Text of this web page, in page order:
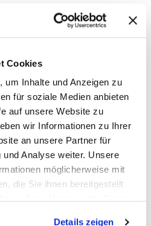
Cookies
um Inhalte und Anzeigen zu
für soziale Medien anbieten
auf unsere Website zu
wir Informationen zu Ihrer
an unsere Partner für
Analyse weiter. Unsere
möglicherweise mit
die Sie ihnen bereitgestellt
Details zeigen
Verantwortung
angemessen lösen
online durchgeführt.